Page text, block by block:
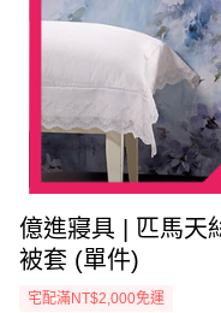
億進寢具 | 匹馬天絲 【雲染花語】PL842 兩用
被套 (單件)
宅配滿NT$2,000免運